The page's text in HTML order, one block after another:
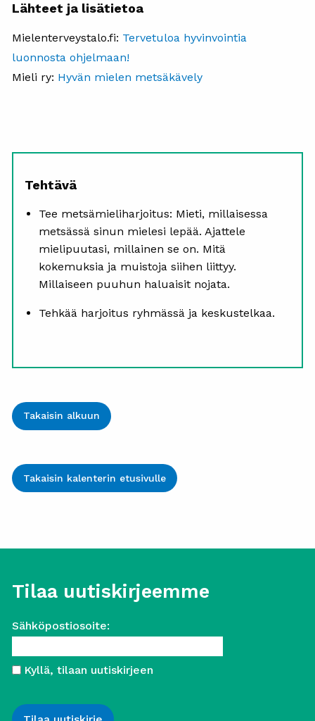
Lähteet ja lisätietoa
Mielenterveystalo.fi: Tervetuloa hyvinvointia
luonnosta ohjelmaan!
Mieli ry: Hyvän mielen metsäkävely
Tehtävä
Tee metsämieliharjoitus: Mieti, millaisessa
metsässä sinun mielesi lepää. Ajattele
mielipuutasi, millainen se on. Mitä
kokemuksia ja muistoja siihen liittyy.
Millaiseen puuhun haluaisit nojata.
Tehkää harjoitus ryhmässä ja keskustelkaa.
Takaisin alkuun
Takaisin kalenterin etusivulle
Tilaa uutiskirjeemme
Sähköpostiosoite:
Kyllä, tilaan uutiskirjeen